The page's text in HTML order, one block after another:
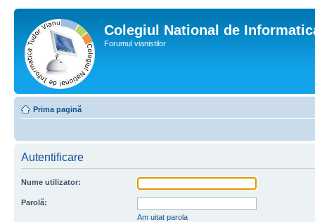
Colegiul National de
Forumul vianistilor
Prima pagină
Autentificare
Nume utilizator:
Parolă:
Am uitat parola